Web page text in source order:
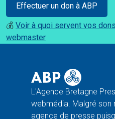
Effectuer un don à ABP
💰 Voir à quoi servent vos dons
webmaster
L'Agence Bretagne
webmédia. Malgré son
agence de presse